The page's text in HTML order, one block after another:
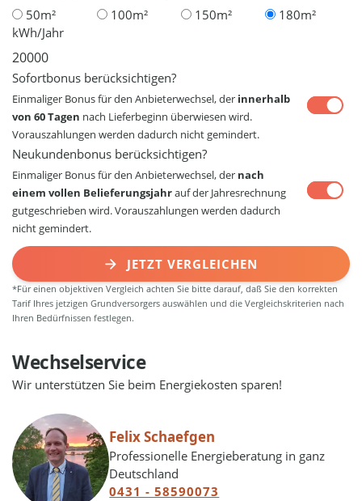
50m²
100m² 150m²
180m²
kWh/Jahr
Sofortbonus berücksichtigen?
Einmaliger Bonus für den Anbieterwechsel, der innerhalb
von 60 Tagen nach Lieferbeginn überwiesen wird.
Vorauszahlungen werden dadurch nicht gemindert.
Neukundenbonus berücksichtigen?
Einmaliger Bonus für den Anbieterwechsel, der nach
einem vollen Belieferungsjahrauf der Jahresrechnung
gutgeschrieben wird. Vorauszahlungen werden dadurch
nicht gemindert.
JETZT VERGLEICHEN
*Für einen objektiven Vergleich achten Sie bitte darauf, daß Sie den korrekten
Tarif Ihres jetzigen Grundversorgers auswählen und die Vergleichskriterien nach
Ihren Bedürfnissen festlegen.
Wechselservice
Wir unterstützen Sie beim Energiekosten sparen!
Felix Schaefgen
Professionelle Energieberatung in ganz
Deutschland
0431 - 58590073